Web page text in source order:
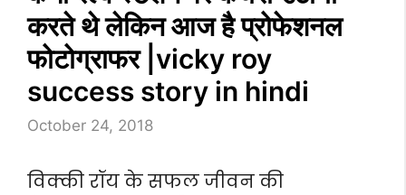
करते थे लेकिन आज है प्रोफेशनल
फोटोग्राफर |vicky roy
success story in hindi
October 24, 2018
विक्की रॉय के सफल जीवन की